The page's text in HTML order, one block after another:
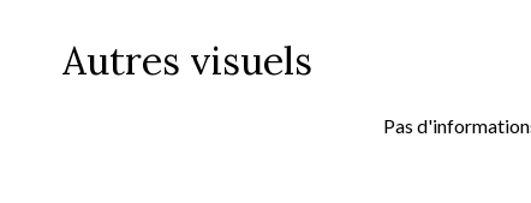
Autres visuels
Pas